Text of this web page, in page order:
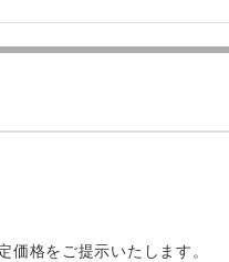
格をご提示いたします。